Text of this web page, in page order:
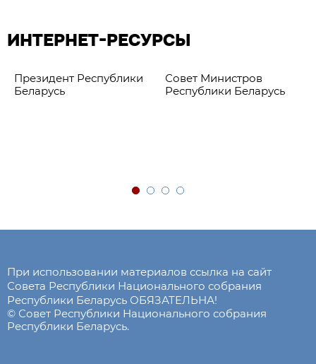
ИНТЕРНЕТ-РЕСУРСЫ
Президент Республики
Беларусь
Совет Министров
Республики Беларусь
При использовании материалов ссылка на сайт
Совета Республики Национального собрания
Республики Беларусь ОБЯЗАТЕЛЬНА!
© Совет Республики Национального собрания
Республики Беларусь.